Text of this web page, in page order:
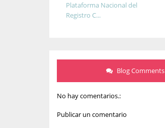
Plataforma Nacional del
Registro C...
Blog Comments
No hay comentarios.:
Publicar un comentario